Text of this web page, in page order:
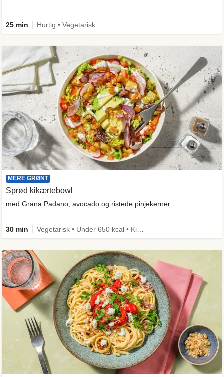
25 min Hurtig • Vegetarisk
MERE GRØNT
Sprød kikærtebowl
med Grana Padano, avocado og ristede pinjekerner
30 min